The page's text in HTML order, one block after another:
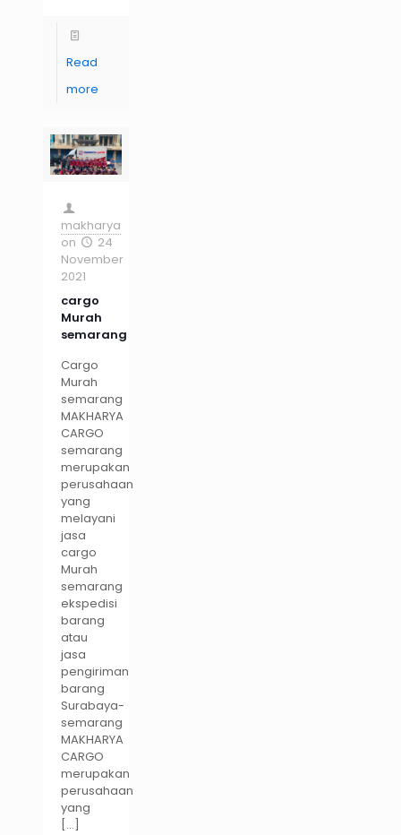
Read
more
makharya
on
24
November
2021
cargo
Murah
semarang
Cargo
Murah
semarang
MAKHARYA
CARGO
semarang
merupakan
perusahaan
yang
melayani
jasa
cargo
Murah
semarang
ekspedisi
barang
atau
jasa
pengiriman
barang
Surabaya-
semarang
MAKHARYA
CARGO
merupakan
perusahaan
yang
[…]